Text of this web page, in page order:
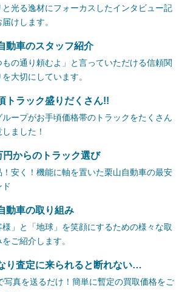
と光る逸材にフォーカスしたインタビュー記
けします。
動車のスタッフ紹介
もの通り頼むよ」と言っていただける信頼関
大切にしています。
トラック盛りだくさん!!
ループがお手頃価格帯のトラックをたくさん
ました！
円からのトラック選び
！安く！機能に軸を置いた栗山自動車の最安
ド
動車の取り組み
様」と「地球」を笑顔にするための様々な取
をご紹介します。
り査定に来られると断れない…
写真を送るだけ！簡単に暫定の買取価格をご